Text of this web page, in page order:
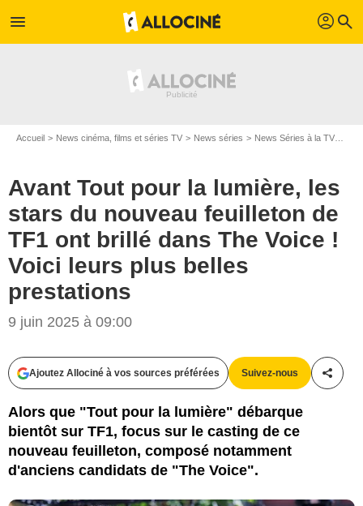
menu profil search
Accueil News cinéma, films et séries TV News séries News Séries à la TV
Avant Tout pour la lumière, les
stars du nouveau feuilleton de
TF1 ont brillé dans The Voice !
Voici leurs plus belles
prestations
9 juin 2025 à 09:00
Ajoutez Allociné à vos sources préférées Suivez-nous
Alors que "Tout pour la lumière" débarque
bientôt sur TF1, focus sur le casting de ce
nouveau feuilleton, composé notamment
d'anciens candidats de "The Voice".